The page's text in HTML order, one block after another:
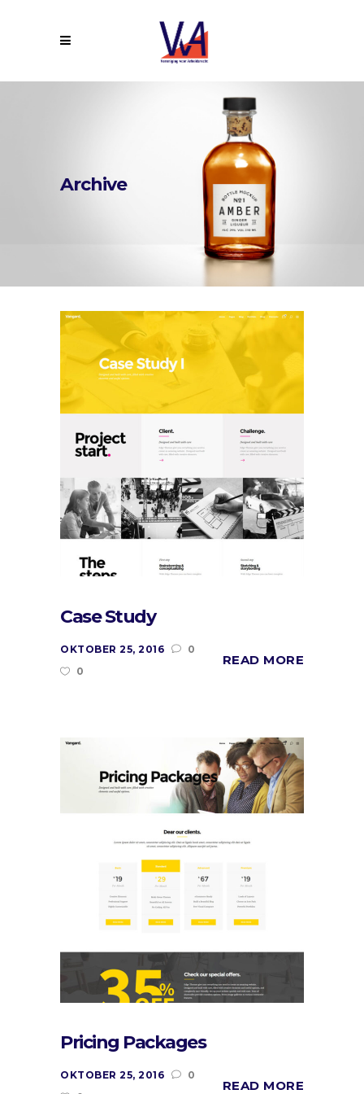
Archive
Case Study
OKTOBER 25, 2016
0
0
READ MORE
Pricing Packages
OKTOBER 25, 2016
0
READ MORE